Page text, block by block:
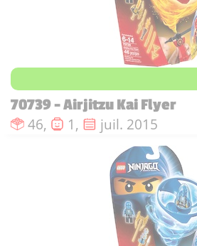
70739 - Airjitzu Kai Flyer
Nombre de pièces :
46, Nombre de figurines :
1, Date de sortie :
juil. 2015